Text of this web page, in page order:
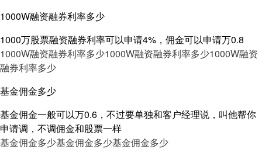
1000W融资融券利率多少
1000万股票融资融券利率可以申请4%，佣金可以申请万0.8
1000W融资融券利率多少1000W融资融券利率多少1000W融资
融券利率多少
基金佣金多少
基金佣金一般可以万0.6，不过要单独和客户经理说，叫他帮你
申请调，不调佣金和股票一样
基金佣金多少基金佣金多少基金佣金多少